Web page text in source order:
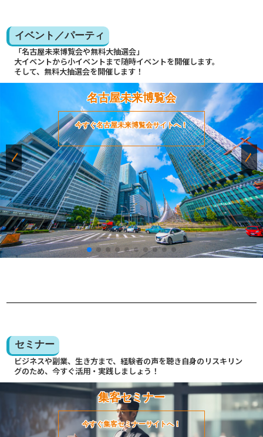
イベント／パーティ
「名古屋未来博覧会や無料大抽選会」
大イベントから小イベントまで随時イベントを開催します。
そして、無料大抽選会を開催します！
名古屋未来博覧会
今すぐ名古屋未来博覧会サイトへ！
セミナー
ビジネスや副業、生き方まで、経験者の声を聴き自身のリスキリン
グのため、今すぐ活用・実践しましょう！
集客セミナー
今すぐ集客セミナーサイトへ！